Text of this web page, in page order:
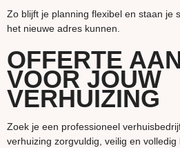
Zo blijft je planning flexibel en staan je
het nieuwe adres kunnen.
OFFERTE
VOOR JOUW
VERHUIZING
Zoek je een professioneel
verhuizing zorgvuldig, veilig en